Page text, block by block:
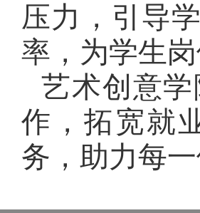
压力，引导
率，为学生
艺术创意
作，拓宽就
务，助力每